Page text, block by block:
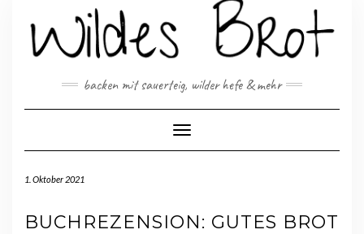
content
backen mit sauerteig, wilder hefe & mehr
Toggle Navigation
1. Oktober 2021
BUCHREZENSION: GUTES BROT